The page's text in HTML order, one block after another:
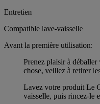
Entretien
Compatible lave-vaisselle
Avant la première utilisation:
Prenez plaisir à
chose, veillez à retirer
Lavez votre produit Le
vaisselle, puis rincez-le